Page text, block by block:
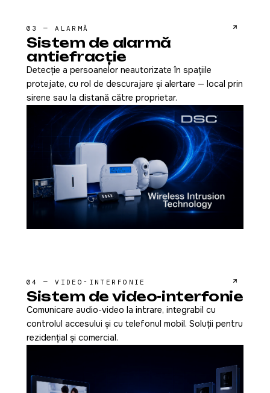
03 — ALARMĂ
Sistem de alarmă
antiefracție
Detecție a persoanelor neautorizate în spațiile
protejate, cu rol de descurajare și alertare — local prin
sirene sau la distanță către proprietar.
04 — VIDEO-INTERFONIE
Sistem de video-interfonie
Comunicare audio-video la intrare, integrabil cu
controlul accesului și cu telefonul mobil. Soluții pentru
rezidențial și comercial.